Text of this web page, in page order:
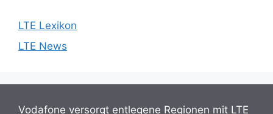
LTE Lexikon
LTE News
Vodafone versorgt entlegene Regionen mit LTE